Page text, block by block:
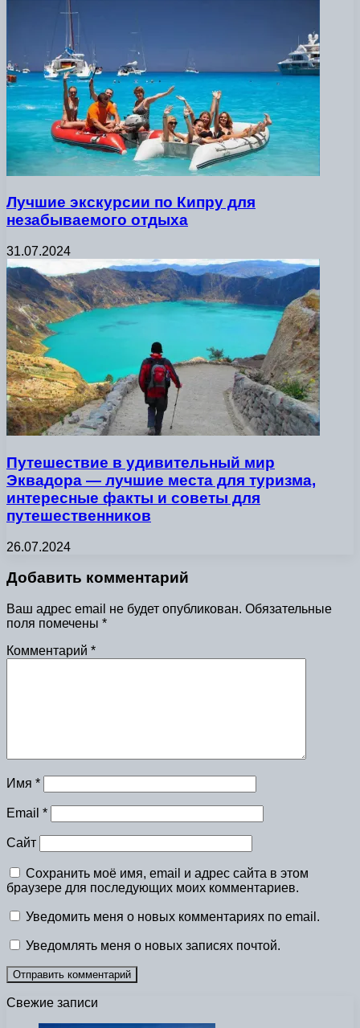
Лучшие экскурсии по Кипру для
незабываемого отдыха
31.07.2024
Путешествие в удивительный мир
Эквадора — лучшие места для туризма,
интересные факты и советы для
путешественников
26.07.2024
Добавить комментарий
Ваш адрес email не будет опубликован. Обязательные
поля помечены *
Комментарий *
Имя *
Email *
Сайт
Сохранить моё имя, email и адрес сайта в этом
браузере для последующих моих комментариев.
Уведомить меня о новых комментариях по email.
Уведомлять меня о новых записях почтой.
Свежие записи